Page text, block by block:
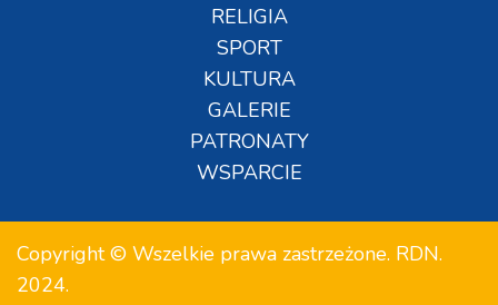
RELIGIA
SPORT
KULTURA
GALERIE
PATRONATY
WSPARCIE
Copyright © Wszelkie prawa zastrzeżone. RDN.
2024.